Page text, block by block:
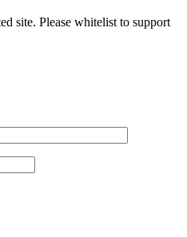
site. Please whitelist to support